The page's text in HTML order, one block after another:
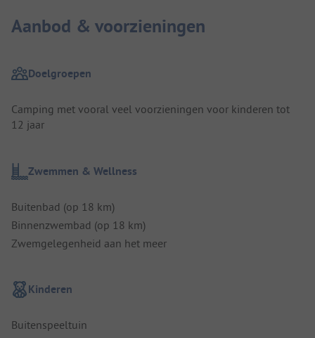
Aanbod & voorzieningen
Doelgroepen
Camping met vooral veel voorzieningen voor kinderen tot
12 jaar
Zwemmen & Wellness
Buitenbad (op 18 km)
Binnenzwembad (op 18 km)
Zwemgelegenheid aan het meer
Kinderen
Buitenspeeltuin